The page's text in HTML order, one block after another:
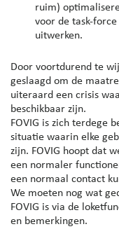
ruim)
voor de task-
uitwerken.
Door voortdurend te
geslaagd om de
uiteraard een crisis
beschikbaar zijn.
FOVIG is zich terdege
situatie waarin elke
zijn. FOVIG hoopt dat
een normaler
een normaal contact
We moeten nog wat
FOVIG is via de
en bemerkingen.